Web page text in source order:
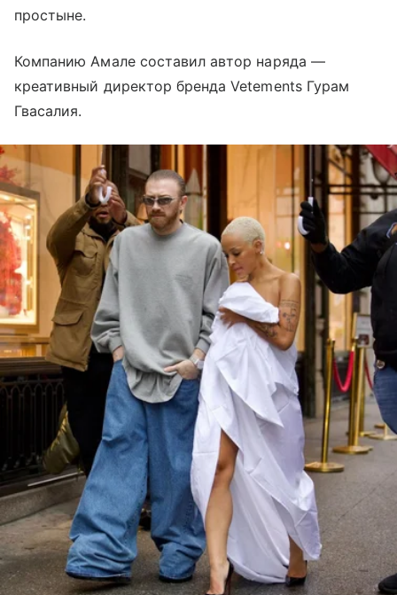
простыне.
Компанию Амале составил автор наряда —
креативный директор бренда Vetements Гурам
Гвасалия.